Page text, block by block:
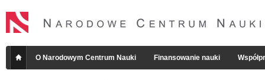
O Narodowym Centrum Nauki Finansowanie nauki